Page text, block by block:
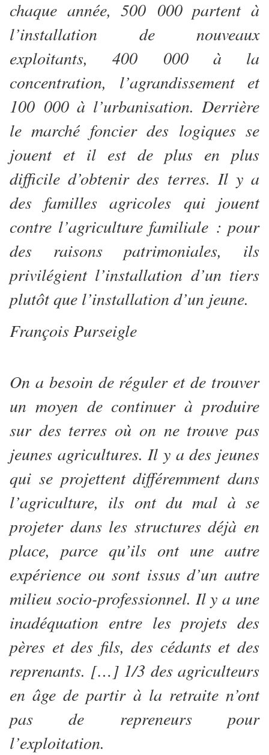
chaque année, 500 000 partent à
l’installation de nouveaux
exploitants, 400 000 à la
concentration, l’agrandissement et
100 000 à l’urbanisation. Derrière
le marché foncier des logiques se
jouent et il est de plus en plus
difficile d’obtenir des terres. Il y a
des familles agricoles qui jouent
contre l’agriculture familiale : pour
des raisons patrimoniales, ils
privilégient l’installation d’un tiers
plutôt que l’installation d’un jeune.
François Purseigle
On a besoin de réguler et de trouver
un moyen de continuer à produire
sur des terres où on ne trouve pas
jeunes agricultures. Il y a des jeunes
qui se projettent différemment dans
l’agriculture, ils ont du mal à se
projeter dans les structures déjà en
place, parce qu’ils ont une autre
expérience ou sont issus d’un autre
milieu socio-professionnel. Il y a une
inadéquation entre les projets des
pères et des fils, des cédants et des
reprenants. […] 1/3 des agriculteurs
en âge de partir à la retraite n’ont
pas de repreneurs pour
l’exploitation.